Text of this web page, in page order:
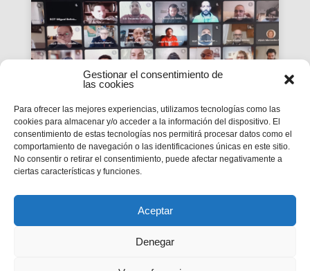
Gestionar el consentimiento de
las cookies
Para ofrecer las mejores experiencias, utilizamos tecnologías como las
cookies para almacenar y/o acceder a la información del dispositivo. El
consentimiento de estas tecnologías nos permitirá procesar datos como el
comportamiento de navegación o las identificaciones únicas en este sitio.
No consentir o retirar el consentimiento, puede afectar negativamente a
ciertas características y funciones.
Aceptar
Denegar
La #PasquaSalesiana 2022
inicia el seu camí de
preparació
Tindran lloc durant el mes d’abril.